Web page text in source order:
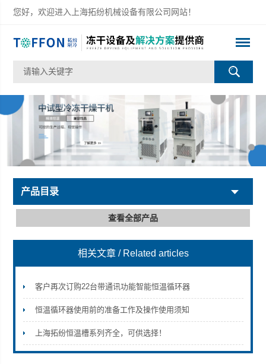
您好，欢迎进入上海拓纷机械设备有限公司网站！
上海拓纷机械设备有限公司
产品目录
查看全部产品
相关文章 / Related articles
客户再次订购22台带通讯功能智能恒温循环器
恒温循环器使用前的准备工作及操作使用须知
上海拓纷恒温槽系列齐全，可供选择！